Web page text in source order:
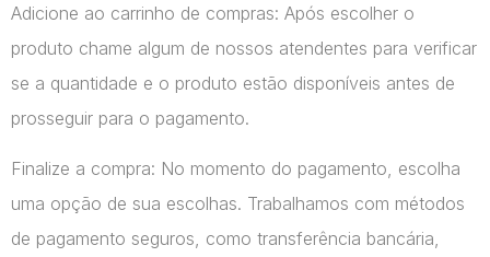
Adicione ao carrinho de compras: Após escolher o
produto chame algum de nossos atendentes para verificar
se a quantidade e o produto estão disponíveis antes de
prosseguir para o pagamento.
Finalize a compra: No momento do pagamento, escolha
uma opção de sua escolhas. Trabalhamos com métodos
de pagamento seguros, como transferência bancária,